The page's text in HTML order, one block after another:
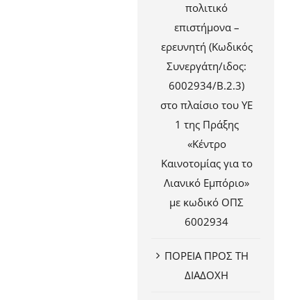
πολιτικό
επιστήμονα –
ερευνητή (Κωδικός
Συνεργάτη/ιδος:
6002934/Β.2.3)
στο πλαίσιο του ΥΕ
1 της Πράξης
«Κέντρο
Καινοτομίας για το
Λιανικό Εμπόριο»
με κωδικό ΟΠΣ
6002934
ΠΟΡΕΙΑ ΠΡΟΣ ΤΗ
ΔΙΑΔΟΧΗ